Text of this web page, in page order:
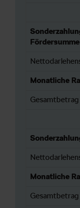
Monatliche
Gesamtbetrag
Monatliche
Gesamtbetrag